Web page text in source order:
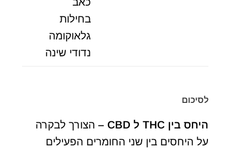
בחילות
גלאוקומה
נדודי שינה
לסיכום
היחס ביןTHC ל CBD
– הצורך לבקרה
על היחסים בין שני החומרים הפעילים